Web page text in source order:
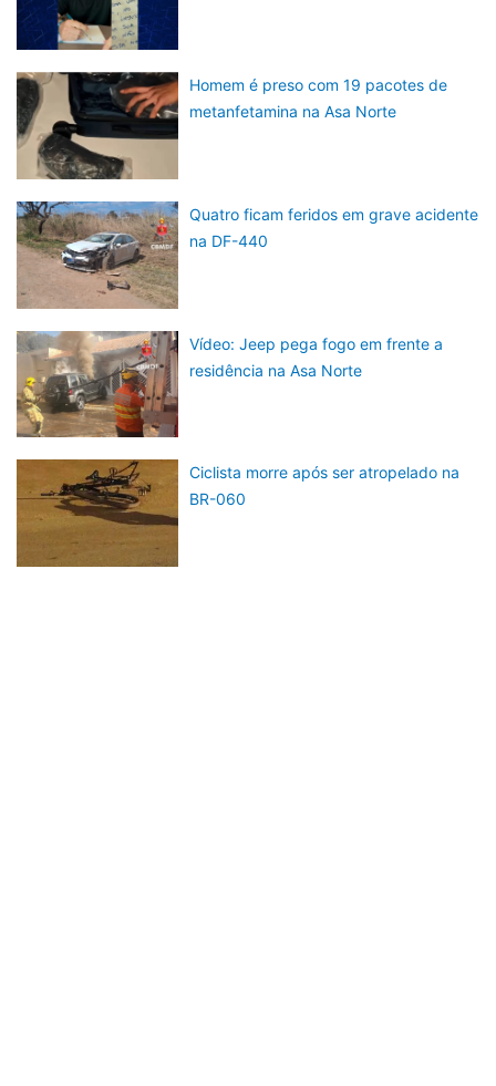
Homem é preso com 19 pacotes de
metanfetamina na Asa Norte
Quatro ficam feridos em grave acidente
na DF-440
Vídeo: Jeep pega fogo em frente a
residência na Asa Norte
Ciclista morre após ser atropelado na
BR-060